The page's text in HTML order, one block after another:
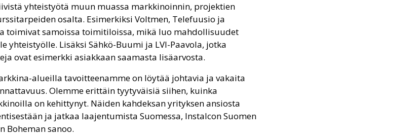
yhteistyötä muun muassa markkinoinnin, projektien
osalta. Esimerkiksi Voltmen, Telefuusio ja
toimivat samoissa toimitiloissa, mikä luo mahdollisuudet
yhteistyölle. Lisäksi Sähkö-Buumi ja LVI-Paavola, jotka
ovat esimerkki asiakkaan saamasta lisäarvosta.
alueilla tavoitteenamme on löytää johtavia ja vakaita
Olemme erittäin tyytyväisiä siihen, kuinka
on kehittynyt. Näiden kahdeksan yrityksen ansiosta
ja jatkaa laajentumista Suomessa, Instalcon Suomen
Boheman sanoo.